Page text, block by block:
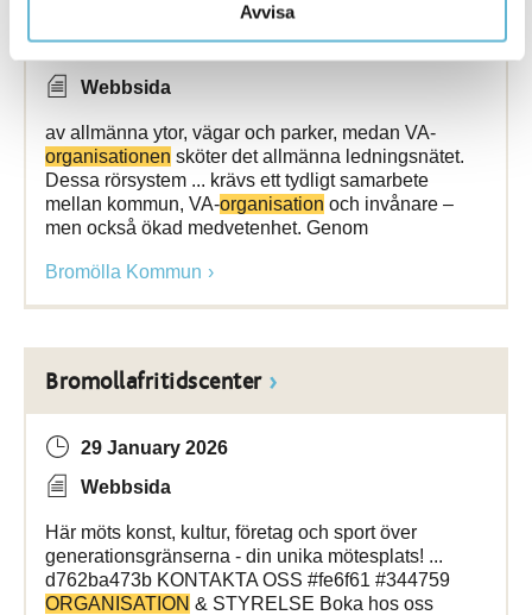
Avvisa
9 March 2026
Webbsida
av allmänna ytor, vägar och parker, medan VA-
organisationen sköter det allmänna ledningsnätet.
Dessa rörsystem ... krävs ett tydligt samarbete
mellan kommun, VA-organisation och invånare –
men också ökad medvetenhet. Genom
Bromölla Kommun
Bromollafritidscenter
29 January 2026
Webbsida
Här möts konst, kultur, företag och sport över
generationsgränserna - din unika mötesplats! ...
d762ba473b KONTAKTA OSS #fe6f61 #344759
ORGANISATION & STYRELSE Boka hos oss